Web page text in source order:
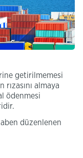
getirilmemesi
almaya
ödenmesi
düzenlenen